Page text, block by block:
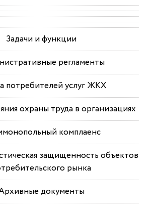
Задачи и функции
регламенты
потребителей услуг ЖКХ
охраны труда в организациях
комплаенс
защищенность объектов
рынка
документы